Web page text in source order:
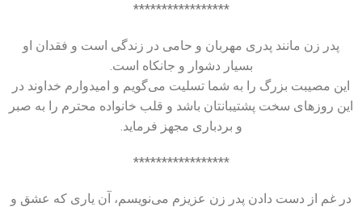
*****************
پدر زن مانند پدری مهربان و حامی در زندگی است و فقدان او
بسیار دشوار و جانکاه است.
این مصیبت بزرگ را به شما تسلیت می‌گویم و امیدوارم خداوند در
این روزهای سخت پشتیبانتان باشد و قلب خانواده محترم را به صبر
و بردباری مجهز فرماید.
*****************
در غم از دست دادن پدر زن عزیزم می‌نویسم، آن یاری که عشق و